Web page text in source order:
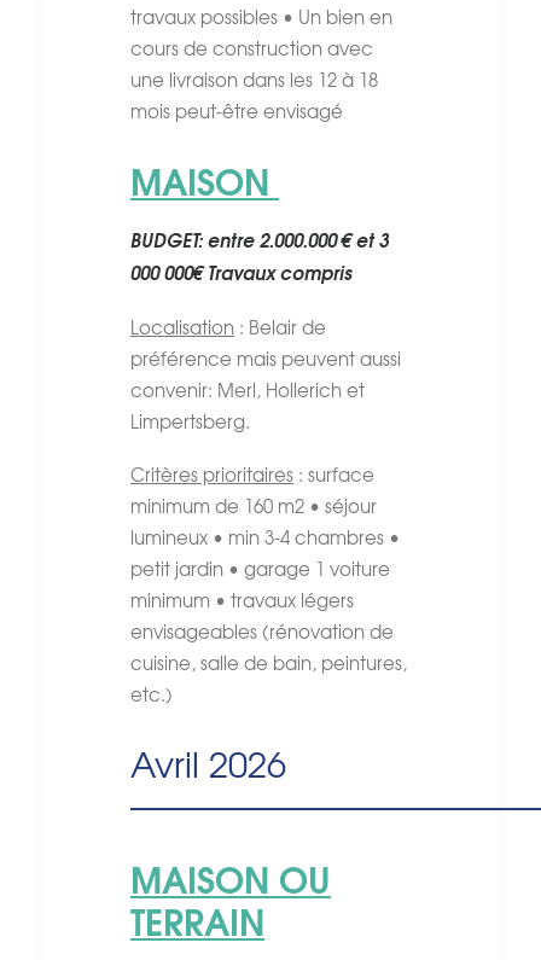
travaux possibles • Un bien en
cours de construction avec
une livraison dans les 12 à 18
mois peut-être envisagé
MAISON
BUDGET: entre 2.000.000 € et 3
000 000€ Travaux compris
Localisation : Belair de
préférence mais peuvent aussi
convenir: Merl, Hollerich et
Limpertsberg.
Critères prioritaires : surface
minimum de 160 m2 • séjour
lumineux • min 3-4 chambres •
petit jardin • garage 1 voiture
minimum • travaux légers
envisageables (rénovation de
cuisine, salle de bain, peintures,
etc.)
Avril 2026
MAISON OU
TERRAIN